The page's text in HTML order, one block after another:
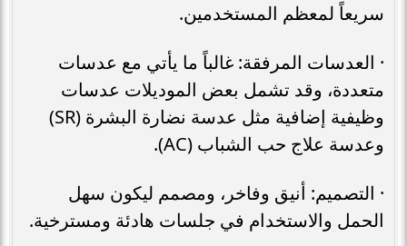
سريعاً لمعظم المستخدمين.
· العدسات المرفقة: غالباً ما يأتي مع عدسات
متعددة، وقد تشمل بعض الموديلات عدسات
وظيفية إضافية مثل عدسة نضارة البشرة (SR)
وعدسة علاج حب الشباب (AC).
· التصميم: أنيق وفاخر، ومصمم ليكون سهل
الحمل والاستخدام في جلسات هادئة ومسترخية.